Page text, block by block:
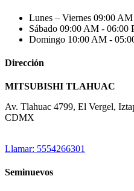
Lunes – Viernes 09:00
Sábado 09:00 AM - 06:00
Domingo 10:00 AM -
Dirección
MITSUBISHI TLAHUAC
Av. Tlahuac 4799, El Vergel,
CDMX
Llamar: 5554266301
Seminuevos